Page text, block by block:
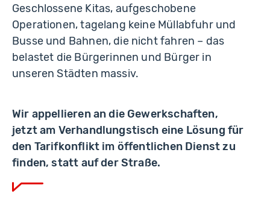
Geschlossene Kitas, aufgeschobene
Operationen, tagelang keine Müllabfuhr und
Busse und Bahnen, die nicht fahren – das
belastet die Bürgerinnen und Bürger in
unseren Städten massiv.
Wir appellieren an die Gewerkschaften,
jetzt am Verhandlungstisch eine Lösung für
den Tarifkonflikt im öffentlichen Dienst zu
finden, statt auf der Straße.